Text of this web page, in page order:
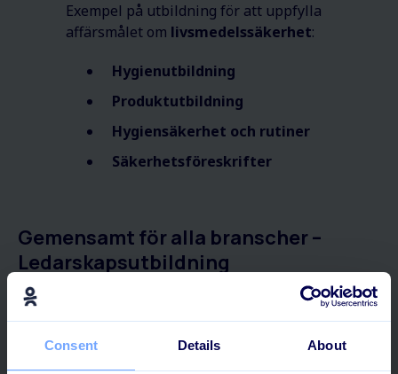
Consent Details About
Exempel på utbildning för att uppfylla
affärsmålet om livsmedelssäkerhet:
Hygienutbildning
Produktutbildning
Hygiensäkerhet och rutiner
Säkerhetsföreskrifter
Gemensamt för alla branscher–
Ledarskapsutbildning
Ett starkt ledarskap har en enorm inverkan på alla
företag. Därför passarledarskapsutbildningbra i alla
branscher och kan hjälpa er att påverka alla delar av
företaget positivt. Faktum är att bra ledarskap